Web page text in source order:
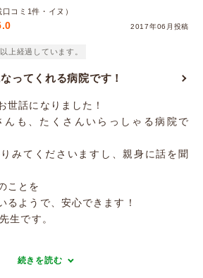
コミ1件・イヌ）
2017年06月投稿
上経過しています。
ってくれる病院です！
世話になりました！
んも、たくさんいらっしゃる病院で
みてくださいますし、親身に話を聞
ことを
るようで、安心できます！
生です。
続きを読む